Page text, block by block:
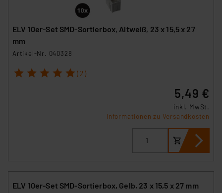
ELV 10er-Set SMD-Sortierbox, Altweiß, 23 x 15,5 x 27
mm
Artikel-Nr. 040328
1 2 3 4 5 (2)
5,49 €
inkl. MwSt.
Informationen zu Versandkosten
ELV 10er-Set SMD-Sortierbox, Gelb, 23 x 15,5 x 27 mm